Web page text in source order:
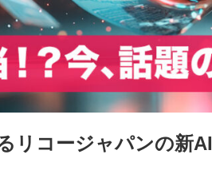
リコージャパンの新